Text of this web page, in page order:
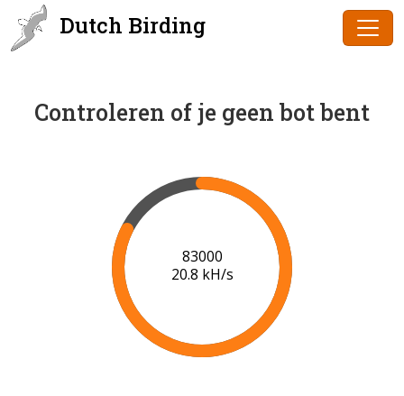
Dutch Birding
Controleren of je geen bot bent
85000
20.9 kH/s